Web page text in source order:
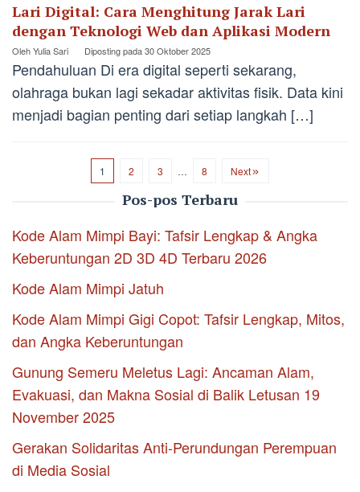
Lari Digital: Cara Menghitung Jarak Lari
dengan Teknologi Web dan Aplikasi Modern
OlehYulia Sari Diposting pada30 Oktober 2025
Pendahuluan Di era digital seperti sekarang,
olahraga bukan lagi sekadar aktivitas fisik. Data kini
menjadi bagian penting dari setiap langkah […]
1 2 3 … 8 Next
Pos-pos Terbaru
Kode Alam Mimpi Bayi: Tafsir Lengkap & Angka
Keberuntungan 2D 3D 4D Terbaru 2026
Kode Alam Mimpi Jatuh
Kode Alam Mimpi Gigi Copot: Tafsir Lengkap, Mitos,
dan Angka Keberuntungan
Gunung Semeru Meletus Lagi: Ancaman Alam,
Evakuasi, dan Makna Sosial di Balik Letusan 19
November 2025
Gerakan Solidaritas Anti-Perundungan Perempuan
di Media Sosial